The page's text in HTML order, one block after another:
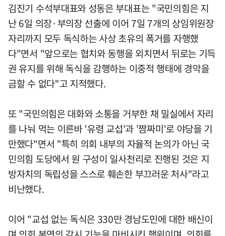
김진기 수석부대표와 성동은 부대표는 "국민의힘은 지
난 6일 의장·부의장 선출에 이어 7일 7개의 상임위원장
자리까지 모두 독식하는 사상 초유의 폭거를 자행했
다"면서 "앞으로는 협치와 동행을 외치면서 뒤로는 기득
권 유지를 위해 독식을 감행하는 이중적 행태에 경악을
금할 수 없다"고 지적했다.
또 "국민의힘은 대화와 소통을 거부한 채 밀실에서 자리
를 나눠 먹는 이른바 '유령 교섭'과 '짬짜미'로 야당을 기
만했다"면서 "특히 의회 내부의 자율적 논의가 아닌 국
민의힘 도당에서 원 구성이 일사천리로 진행된 것은 지
방자치의 독립성을 스스로 훼손한 부끄러운 처사"라고
비난했다.
이어 "교섭 없는 독식은 330만 경남도민에 대한 배신이